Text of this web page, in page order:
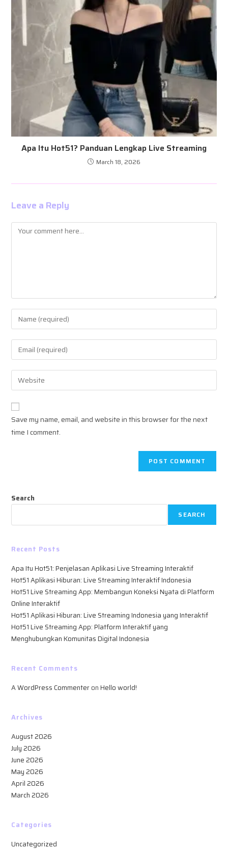
Apa Itu Hot51? Panduan Lengkap Live Streaming
March 18, 2026
Leave a Reply
Comment
Enter
your
name
comment
Enter
your
email
address
comment
Enter
your
website
URL
(optional)
Save my name, email, and website in this browser for the next
time I comment.
Search
SEARCH
Recent Posts
Apa Itu Hot51: Penjelasan Aplikasi Live Streaming Interaktif
Hot51 Aplikasi Hiburan: Live Streaming Interaktif Indonesia
Hot51 Live Streaming App: Membangun Koneksi Nyata di Platform
Online Interaktif
Hot51 Aplikasi Hiburan: Live Streaming Indonesia yang Interaktif
Hot51 Live Streaming App: Platform Interaktif yang
Menghubungkan Komunitas Digital Indonesia
Recent Comments
A WordPress Commenteron Hello world!
Archives
August 2026
July 2026
June 2026
May 2026
April 2026
March 2026
Categories
Uncategorized